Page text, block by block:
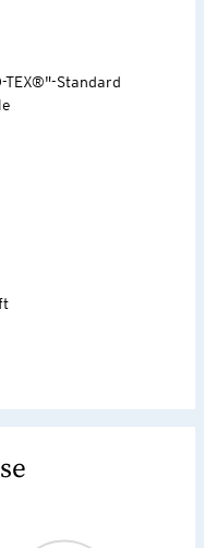
TEX®"-Standard